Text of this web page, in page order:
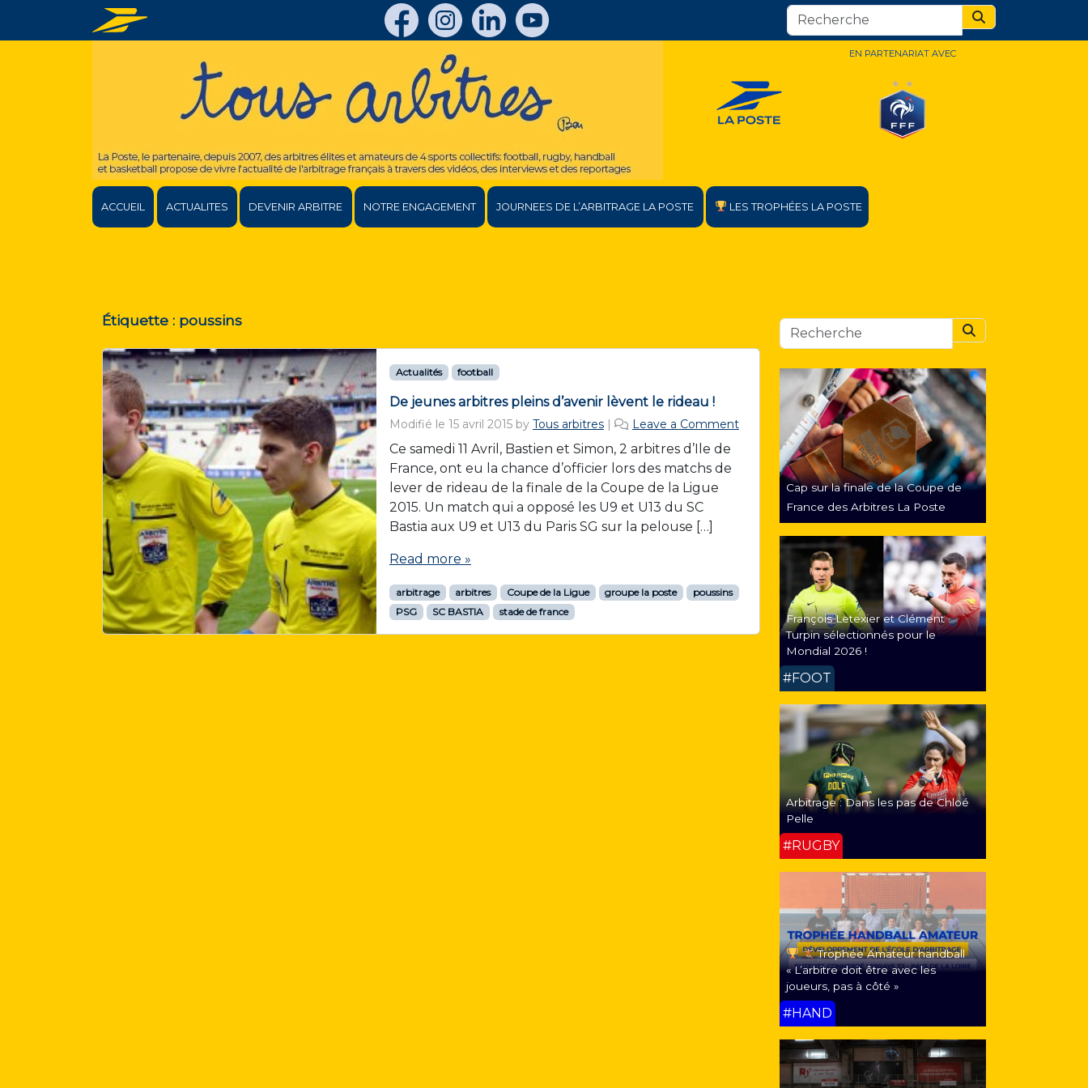
Search
EN PARTENARIAT AVEC
ACCUEIL ACTUALITES DEVENIR ARBITRE NOTRE ENGAGEMENT JOURNEES DE L’ARBITRAGE LA POSTE LES TROPHÉES LA POSTE
Étiquette : poussins
Actualités football
De jeunes arbitres pleins d’avenir lèvent le rideau !
Modifié le 15 avril 2015by Tous arbitres | Leave a Comment
Ce samedi 11 Avril, Bastien et Simon, 2 arbitres d’Ile de
France, ont eu la chance d’officier lors des matchs de
lever de rideau de la finale de la Coupe de la Ligue
2015. Un match qui a opposé les U9 et U13 du SC
Bastia aux U9 et U13 du Paris SG sur la pelouse […]
Read more »
arbitrage arbitres Coupe de la Ligue groupe la poste
poussins
PSG
SC BASTIA stade de france
Search
Cap sur la finale de la Coupe de
France des Arbitres La Poste
François Letexier et Clément
Turpin sélectionnés pour le
Mondial 2026 !
#FOOT
Arbitrage : Dans les pas de Chloé
Pelle
#RUGBY
Trophée Amateur handball
« L’arbitre doit être avec les
joueurs, pas à côté »
#HAND